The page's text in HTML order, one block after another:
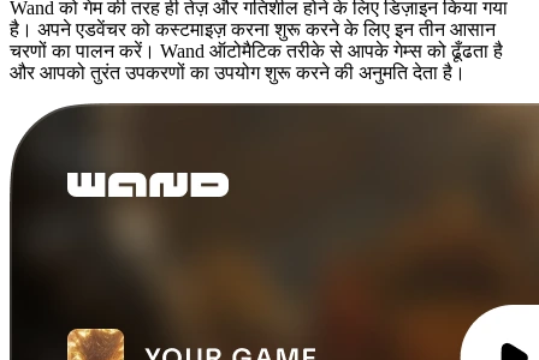
Wand को गेम की तरह ही तेज़ और गतिशील होने के लिए डिज़ाइन किया गया
है। अपने एडवेंचर को कस्टमाइज़ करना शुरू करने के लिए इन तीन आसान
चरणों का पालन करें। Wand ऑटोमैटिक तरीके से आपके गेम्स को ढूँढता है
और आपको तुरंत उपकरणों का उपयोग शुरू करने की अनुमति देता है।